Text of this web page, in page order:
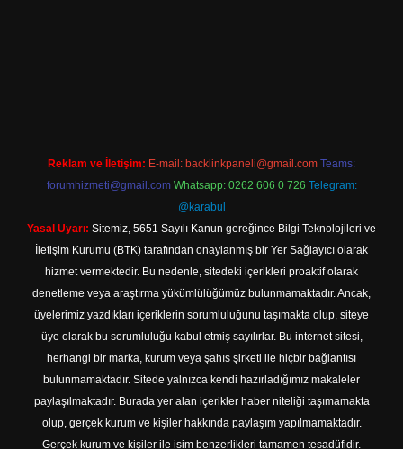
Reklam ve İletişim: E-mail: backlinkpaneli@gmail.com Teams:
forumhizmeti@gmail.com Whatsapp: 0262 606 0 726 Telegram:
@karabul
Yasal Uyarı: Sitemiz, 5651 Sayılı Kanun gereğince Bilgi Teknolojileri ve
İletişim Kurumu (BTK) tarafından onaylanmış bir Yer Sağlayıcı olarak
hizmet vermektedir. Bu nedenle, sitedeki içerikleri proaktif olarak
denetleme veya araştırma yükümlülüğümüz bulunmamaktadır. Ancak,
üyelerimiz yazdıkları içeriklerin sorumluluğunu taşımakta olup, siteye
üye olarak bu sorumluluğu kabul etmiş sayılırlar. Bu internet sitesi,
herhangi bir marka, kurum veya şahıs şirketi ile hiçbir bağlantısı
bulunmamaktadır. Sitede yalnızca kendi hazırladığımız makaleler
paylaşılmaktadır. Burada yer alan içerikler haber niteliği taşımamakta
olup, gerçek kurum ve kişiler hakkında paylaşım yapılmamaktadır.
Gerçek kurum ve kişiler ile isim benzerlikleri tamamen tesadüfidir.